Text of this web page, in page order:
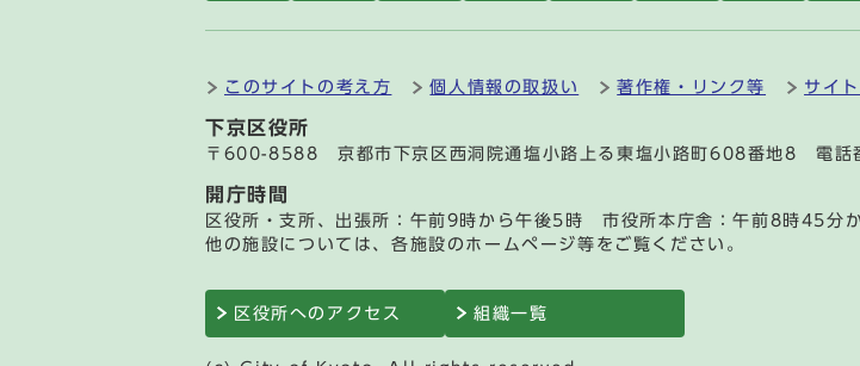
このサイトの考え方 個人情報の取扱い 著作権・リンク等 サイ
下京区役所
〒600-8588 京都市下京区西洞院通塩小路上る東塩小路町608番地8 電話
開庁時間
区役所・支所、出張所：午前9時から午後5時 市役所本庁舎：午前8時45
他の施設については、各施設のホームページ等をご覧ください。
区役所へのアクセス 組織一覧